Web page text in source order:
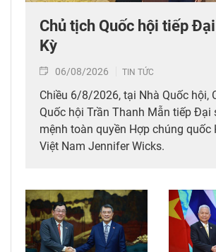
Chủ tịch Quốc hội tiếp
Kỳ
06/08/2026 TIN TỨC
Chiều 6/8/2026, tại Nhà Quốc hội,
Quốc hội Trần Thanh Mẫn tiếp Đại
mệnh toàn quyền Hợp chúng quốc
Việt Nam Jennifer Wicks.